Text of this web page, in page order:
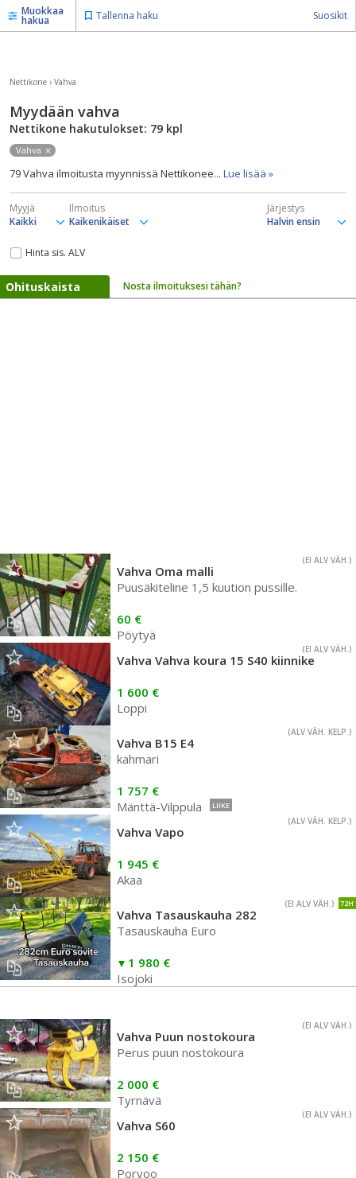
Muokkaa
hakua Tallenna haku Suosikit
Nettikone › Vahva
Myydään vahva
Nettikone hakutulokset: 79 kpl
Vahva
79 Vahva ilmoitusta myynnissä Nettikonee... Lue lisää »
Myyjä Ilmoitus Järjestys
Hinta sis. ALV
Ohituskaista Nosta ilmoituksesi tähän?
(EI ALV VÄH.)
Vahva Oma malli
Puusäkiteline 1,5 kuution pussille.
60 €
Pöytyä
(EI ALV VÄH.)
Vahva Vahva koura 15 S40 kiinnike
1 600 €
Loppi
(ALV VÄH. KELP.)
Vahva B15 E4
kahmari
1 757 €
Mänttä-Vilppula
LIIKE
(ALV VÄH. KELP.)
Vahva Vapo
1 945 €
Akaa
72H
(EI ALV VÄH.)
Vahva Tasauskauha 282
Tasauskauha Euro
1 980 €
Isojoki
(EI ALV VÄH.)
Vahva Puun nostokoura
Perus puun nostokoura
2 000 €
Tyrnävä
(EI ALV VÄH.)
Vahva S60
2 150 €
Porvoo